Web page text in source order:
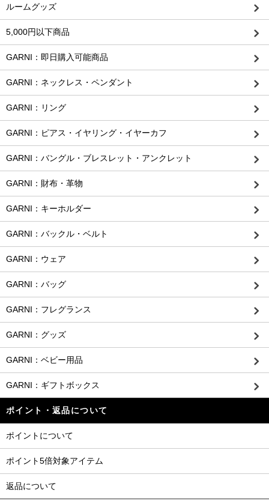
ルームグッズ
5,000円以下商品
GARNI：即日購入可能商品
GARNI：ネックレス・ペンダント
GARNI：リング
GARNI：ピアス・イヤリング・イヤーカフ
GARNI：バングル・ブレスレット・アンクレット
GARNI：財布・革物
GARNI：キーホルダー
GARNI：バックル・ベルト
GARNI：ウェア
GARNI：バッグ
GARNI：フレグランス
GARNI：グッズ
GARNI：ベビー用品
GARNI：ギフトボックス
ポイント・返品について
ポイントについて
ポイント5倍対象アイテム
返品について